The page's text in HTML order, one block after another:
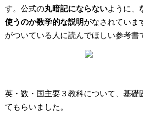
す。公式の丸暗記にならないように、
使うのか数学的な説明がなされていま
がついている人に読んでほしい参考書
英・数・国主要３教科について、基礎
てもらいました。